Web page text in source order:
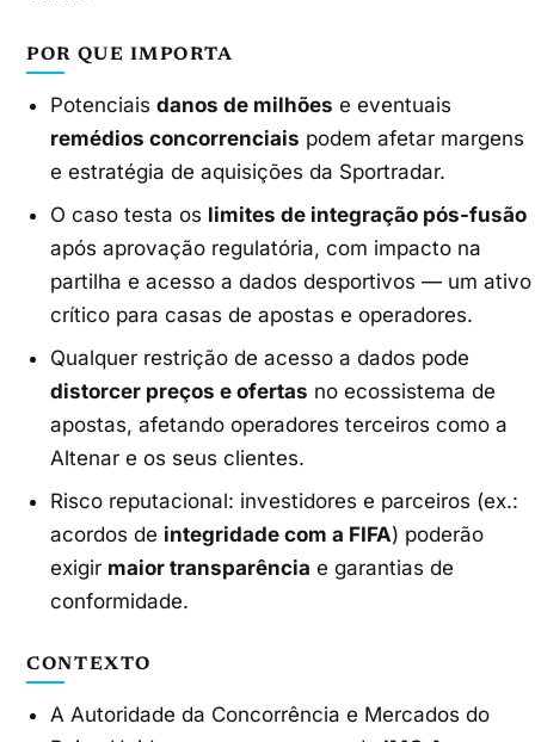
POR QUE IMPORTA
Potenciaisdanos de milhões e eventuais
remédios concorrenciais podem afetar margens
e estratégia de aquisições da Sportradar.
O caso testa os limites de integração pós-fusão
após aprovação regulatória, com impacto na
partilha e acesso a dados desportivos — um ativo
crítico para casas de apostas e operadores.
Qualquer restrição de acesso a dados pode
distorcer preços e ofertas no ecossistema de
apostas, afetando operadores terceiros como a
Altenar e os seus clientes.
Risco reputacional: investidores e parceiros (ex.:
acordos de integridade com a FIFA) poderão
exigir maior transparência e garantias de
conformidade.
CONTEXTO
A Autoridade da Concorrência e Mercados do